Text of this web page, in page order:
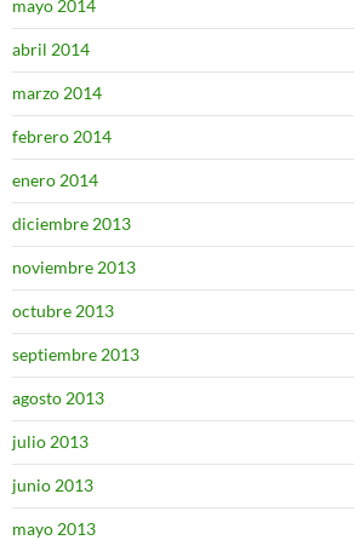
mayo 2014
abril 2014
marzo 2014
febrero 2014
enero 2014
diciembre 2013
noviembre 2013
octubre 2013
septiembre 2013
agosto 2013
julio 2013
junio 2013
mayo 2013